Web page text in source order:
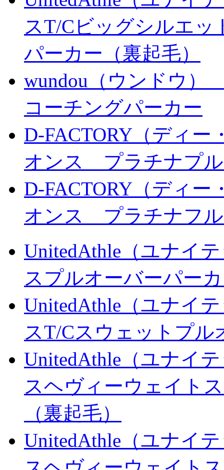
スT/Cビッグシルエ
パーカー（裏起毛）
wundou（ウンドウ）
コーチングパーカー
D-FACTORY（ディ
オンス プラチナプ
D-FACTORY（ディ
オンス プラチナフ
UnitedAthle（ユナイ
スプルオーバーパー
UnitedAthle（ユナイ
スT/Cスウェットプル
UnitedAthle（ユナイ
スヘヴィーウェイト
（裏起毛）
UnitedAthle（ユナイ